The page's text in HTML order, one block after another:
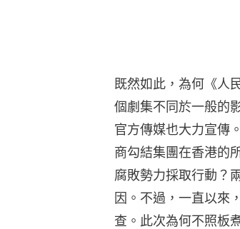
既然如此，為何《人
個劇集不同於一般的
官方傳媒也大力宣傳
商勾結集團在香港的
腐敗勢力採取行動？
因。不過，一直以來
查。此次為何不照板